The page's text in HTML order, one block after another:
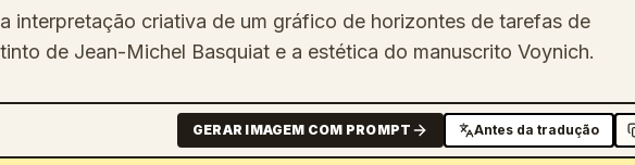
interpretação criativa de um gráfico de horizontes de tarefas de
de Jean-Michel Basquiat e a estética do manuscrito Voynich.
GERAR IMAGEM COM PROMPT Antes da tradução